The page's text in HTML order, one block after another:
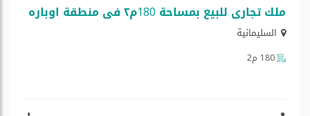
ملك تجاري للبيع بمساحة 180م٢ في منطقة اوباره
السليمانية
180 م2